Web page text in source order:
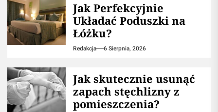
Jak Perfekcyjnie
Układać Poduszki na
Łóżku?
Redakcja 6 Sierpnia, 2026
Jak skutecznie usunąć
zapach stęchlizny z
pomieszczenia?